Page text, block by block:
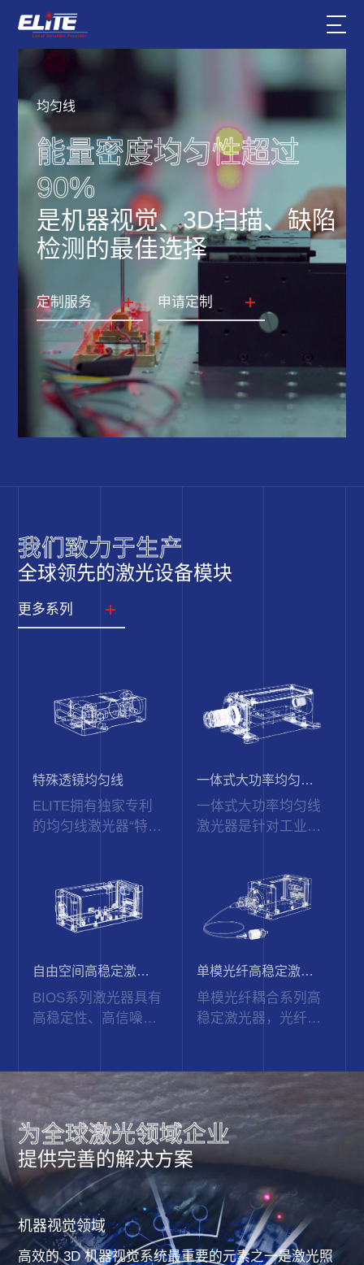
均匀线
能量密度均匀性超过
90%
是机器视觉、3D扫描、缺陷
检测的最佳选择
定制服务 申请定制
我们致力于生产
全球领先的激光设备模块
更多系列
特殊透镜均匀线
ELITE拥有独家专利
的均匀线激光器“特殊
选择。独特的设计和
技术提供高均匀度功
率和均匀线宽。
一体式大功率均匀线
激光器
一体式大功率均匀线
激光器是针对工业领
一。高输出功率和出
色的激光线聚焦质量,
即使在恶劣的环境
以及高可靠的性能。
自由空间高稳定激光
器
BIOS系列激光器具有
高稳定性、高信噪
生物检测和分析以及
医学成像等领域而设
计。
单模光纤高稳定激光
器
单模光纤耦合系列高
稳定激光器，光纤NA
2.5um~6.0um, 光纤
长度可选
为全球激光领域企业
提供完善的解决方案
机器视觉领域
高效的 3D 机器视觉系统最重要的元素之一是激光照